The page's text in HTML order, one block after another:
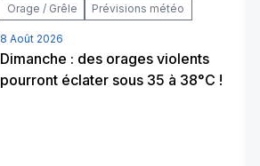
Orage / Grêle Prévisions météo
8 Août 2026
Dimanche : des orages violents
pourront éclater sous 35 à 38°C !